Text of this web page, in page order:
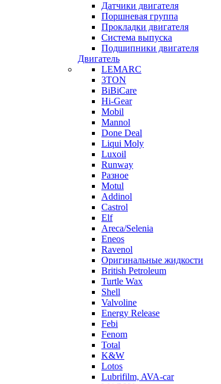
Датчики двигателя
Поршневая группа
Прокладки двигателя
Система выпуска
Подшипники двигателя
Двигатель
LEMARC
3TON
BiBiCare
Hi-Gear
Mobil
Mannol
Done Deal
Liqui Moly
Luxoil
Runway
Разное
Motul
Addinol
Castrol
Elf
Areca/Selenia
Eneos
Ravenol
Оригинальные жидкости
British Petroleum
Turtle Wax
Shell
Valvoline
Energy Release
Febi
Fenom
Total
K&W
Lotos
Lubrifilm, AVA-car